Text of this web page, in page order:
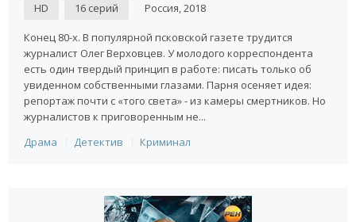
HD 16 серий Россия, 2018
Конец 80-х. В популярной псковской газете трудится
журналист Олег Верховцев. У молодого корреспондента
есть один твердый принцип в работе: писать только об
увиденном собственными глазами. Парня осеняет идея:
репортаж почти с «того света» - из камеры смертников. Но
журналистов к приговоренным не...
Драма
Детектив Криминал